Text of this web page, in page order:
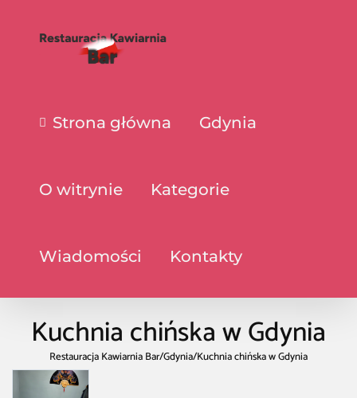
Strona główna Gdynia
O witrynie Kategorie
Wiadomości Kontakty
Kuchnia chińska w Gdynia
Restauracja Kawiarnia Bar/Gdynia/Kuchnia chińska w Gdynia